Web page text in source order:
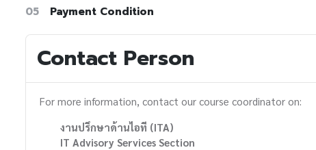
05 Payment Condition
Contact Person
For more information, contact our course coordinator on:
งานปรึกษาด้านไอที (ITA)
IT Advisory Services Section